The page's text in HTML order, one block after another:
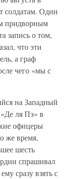
солдатам. Один
придворным
запись о том,
что эти
а граф
чего «мы с
на Западный
ля Пэ» в
офицеры
же время,
шесть
спрашивал
сразу взять с